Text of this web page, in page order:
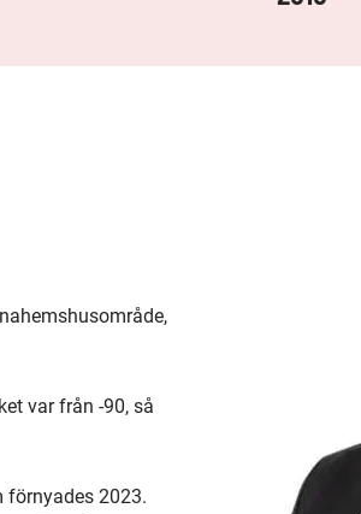
var från -90, så
förnyades 2023.